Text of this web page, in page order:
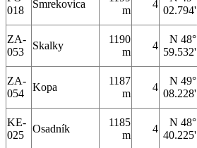
018
Smrekovica
m
4
02.794'
ZA-
053
Skalky
1190
m
4
N 48°
59.532'
ZA-
054
Kopa
1187
m
4
N 49°
08.228'
KE-
025
Osadník
1185
m
4
N 48°
40.225'